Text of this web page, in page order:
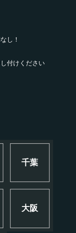
し！
付けください
千葉
大阪